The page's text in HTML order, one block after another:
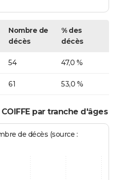
Nombre de
décès
% des
décès
54 47,0 %
61 53,0 %
par tranche d'âges
de décès (source :